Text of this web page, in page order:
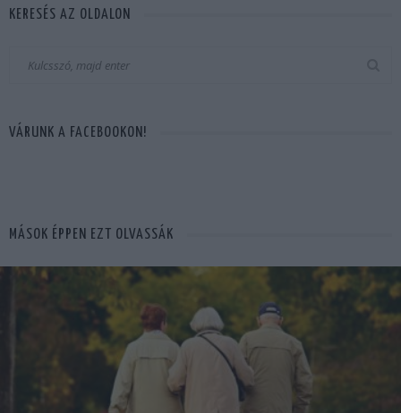
KERESÉS AZ OLDALON
VÁRUNK A FACEBOOKON!
MÁSOK ÉPPEN EZT OLVASSÁK